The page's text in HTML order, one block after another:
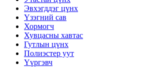
Эвхэгддэг цүнх
Үзэгний сав
Хормогч
Хувцасны хавтас
Гутлын цүнх
Полиэстер уут
Үүргэвч